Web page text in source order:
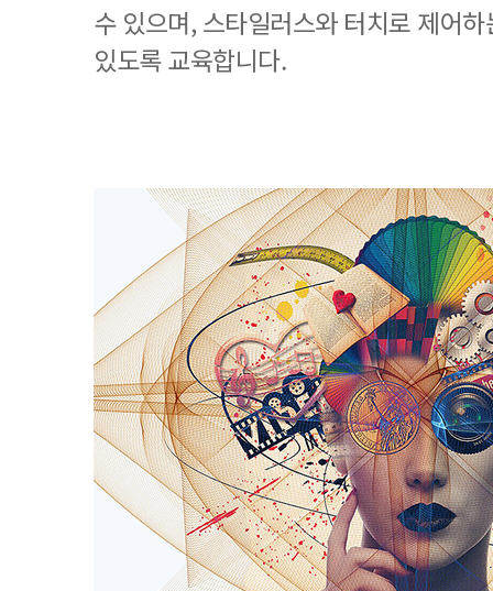
수 있으며, 스타일러스와 터치로 제어
있도록 교육합니다.